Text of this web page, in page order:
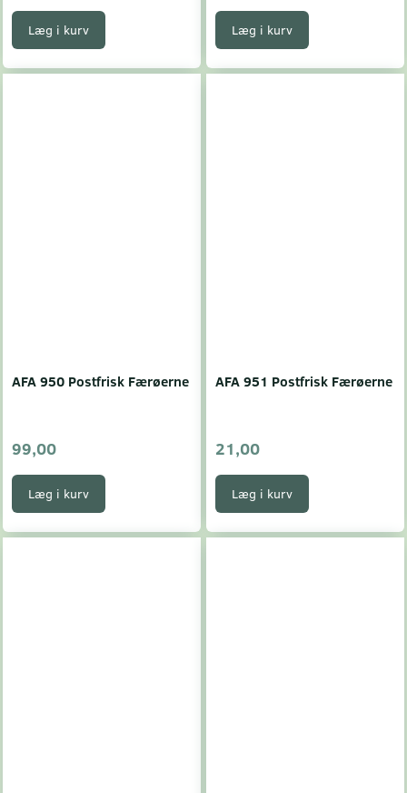
Læg i kurv Læg i kurv
AFA 950 Postfrisk Færøerne
99,00
Læg i kurv
AFA 951 Postfrisk Færøerne
21,00
Læg i kurv